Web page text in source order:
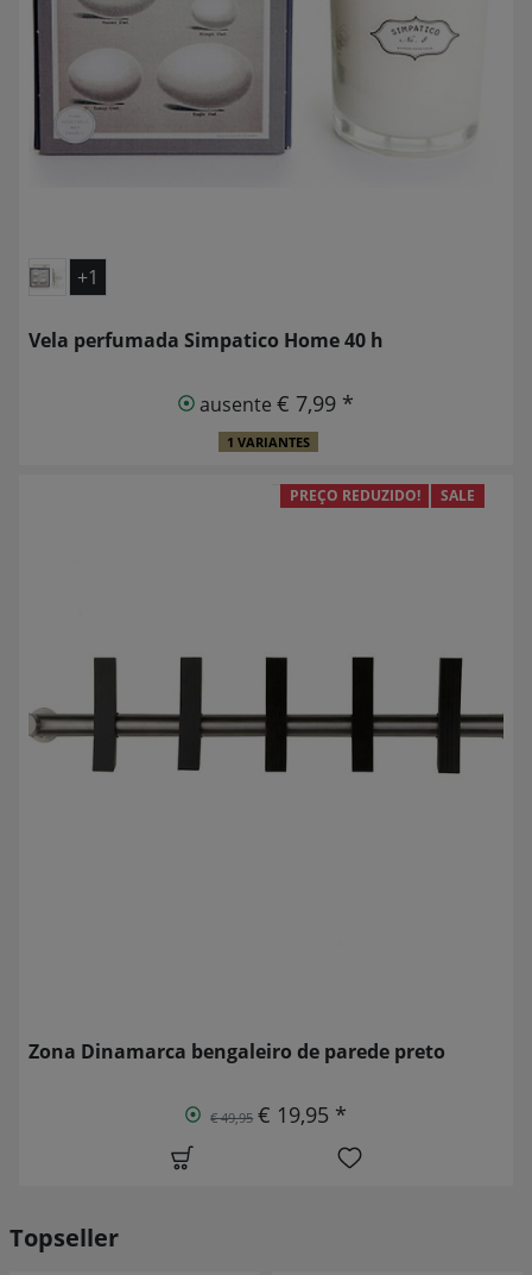
+1
Vela perfumada Simpatico Home 40 h
ausente € 7,99 *
1 VARIANTES
PREÇO REDUZIDO! SALE
Zona Dinamarca bengaleiro de parede preto
€ 49,95 € 19,95 *
Topseller